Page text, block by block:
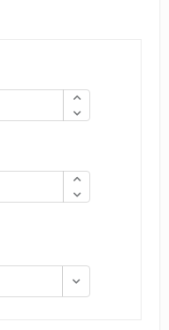
Jinan PDM
LG Decotile